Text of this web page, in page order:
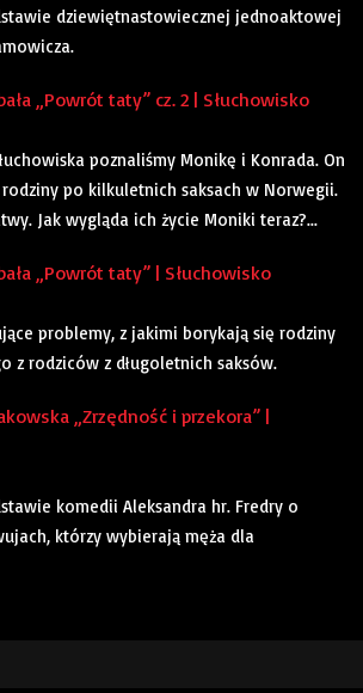
dziewiętnastowiecznej jednoaktowej
„Powrót taty” cz. 2 | Słuchowisko
poznaliśmy Monikę i Konrada. On
po kilkuletnich saksach w Norwegii.
Jak wygląda ich życie Moniki teraz?...
„Powrót taty” | Słuchowisko
problemy, z jakimi borykają się rodziny
z rodziców z długoletnich saksów.
„Zrzędność i przekora” |
komedii Aleksandra hr. Fredry o
którzy wybierają męża dla